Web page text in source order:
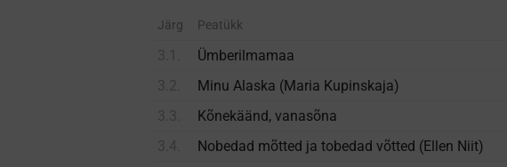
Järg Peatükk
Ümberilmamaa
Minu Alaska (Maria Kupinskaja)
Kõnekäänd, vanasõna
Nobedad mõtted ja tobedad võtted (Ellen Niit)